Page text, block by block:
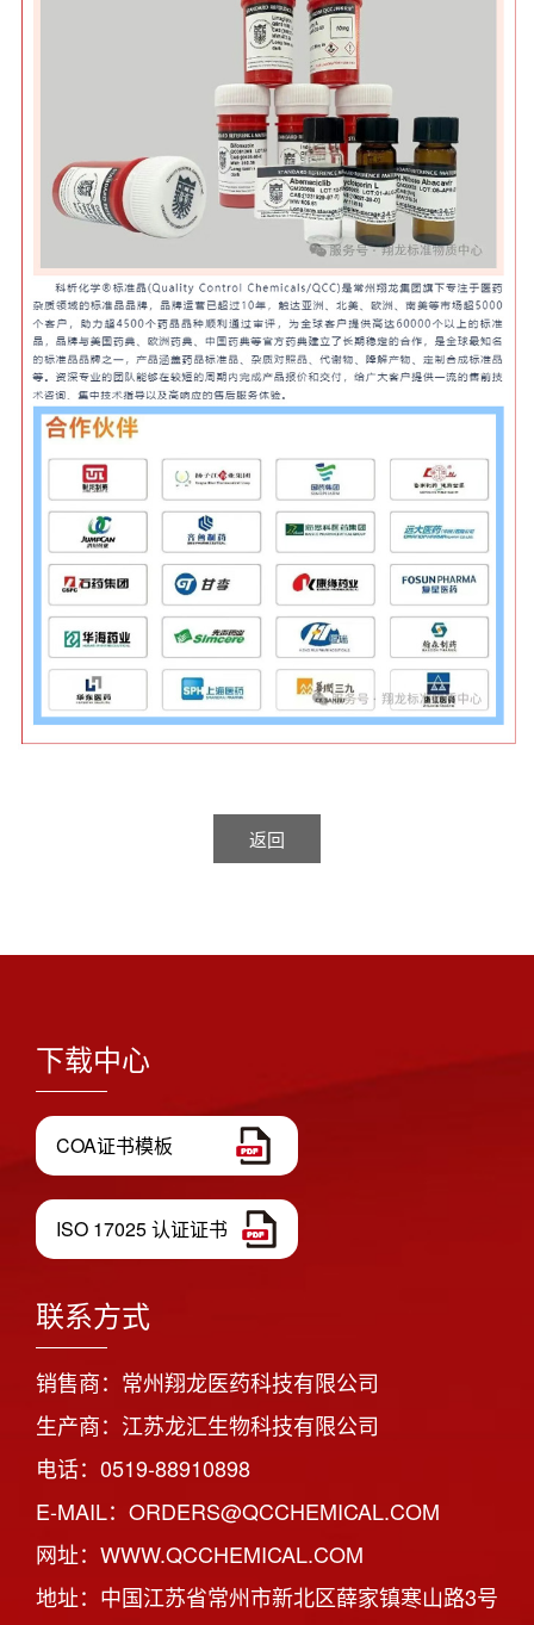
返回
下载中心
COA证书模板
ISO 17025 认证证书
联系方式
销售商：常州翔龙医药科技有限公司
生产商：江苏龙汇生物科技有限公司
电话：0519-88910898
E-MAIL：ORDERS@QCCHEMICAL.COM
网址：WWW.QCCHEMICAL.COM
地址：中国江苏省常州市新北区薛家镇寒山路3号